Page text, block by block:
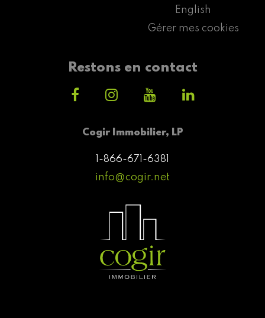
Cogir Immobilier, LP
1-866-671-6381
info@cogir.net
English
Gérer mes cookies
Restons en contact